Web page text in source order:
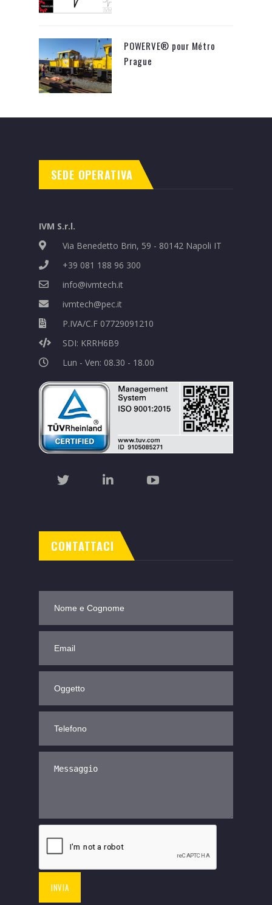
POWERVE® pour Métro
Prague
SEDE OPERATIVA
IVM S.r.l.
Via Benedetto Brin, 59 - 80142 Napoli IT
+39 081 188 96 300
info@ivmtech.it
ivmtech@pec.it
P.IVA/C.F 07729091210
SDI: KRRH6B9
Lun - Ven: 08.30 - 18.00
CONTATTACI